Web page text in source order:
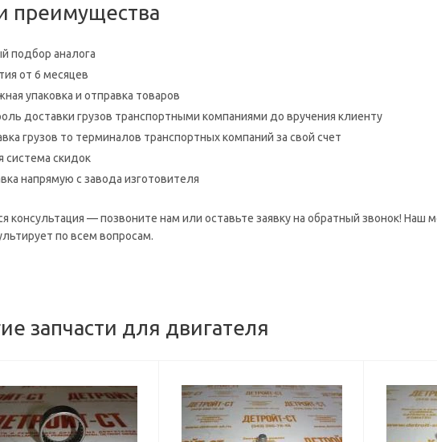
преимущества
подбор аналога
от 6 месяцев
упаковка и отправка товаров
доставки грузов транспортными компаниями до вручения клиенту
грузов то терминалов транспортных компаний за свой счет
система скидок
напрямую с завода изготовителя
консультация — позвоните нам или оставьте заявку на обратный звонок!
по всем вопросам.
запчасти для двигателя